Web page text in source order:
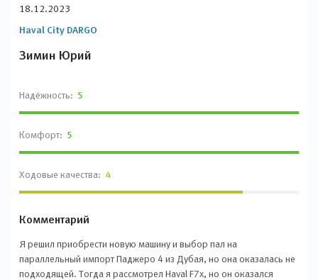
Зимин Юрий
Haval City DARGO
18.12.2023
Надёжность: 5
Комфорт: 5
Ходовые качества: 4
Комментарий
Я решил приобрести новую машину и выбор пал на
параллельный импорт Паджеро 4 из Дубая, но она оказалась не
подходящей. Тогда я рассмотрел Haval F7x, но он оказался